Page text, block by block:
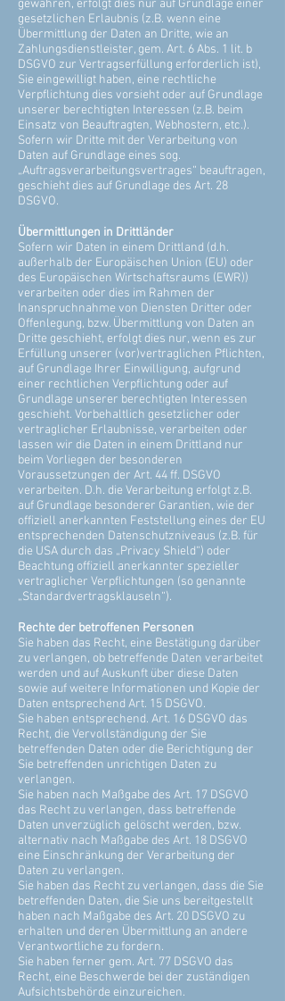
gewähren, erfolgt dies nur auf Grundlage einer
gesetzlichen Erlaubnis (z.B. wenn eine
Übermittlung der Daten an Dritte, wie an
Zahlungsdienstleister, gem. Art. 6 Abs. 1 lit. b
DSGVO zur Vertragserfüllung erforderlich ist),
Sie eingewilligt haben, eine rechtliche
Verpflichtung dies vorsieht oder auf Grundlage
unserer berechtigten Interessen (z.B. beim
Einsatz von Beauftragten, Webhostern, etc.).
Sofern wir Dritte mit der Verarbeitung von
Daten auf Grundlage eines sog.
„Auftragsverarbeitungsvertrages“ beauftragen,
geschieht dies auf Grundlage des Art. 28
DSGVO.
Übermittlungen in Drittländer
Sofern wir Daten in einem Drittland (d.h.
außerhalb der Europäischen Union (EU) oder
des Europäischen Wirtschaftsraums (EWR))
verarbeiten oder dies im Rahmen der
Inanspruchnahme von Diensten Dritter oder
Offenlegung, bzw. Übermittlung von Daten an
Dritte geschieht, erfolgt dies nur, wenn es zur
Erfüllung unserer (vor)vertraglichen Pflichten,
auf Grundlage Ihrer Einwilligung, aufgrund
einer rechtlichen Verpflichtung oder auf
Grundlage unserer berechtigten Interessen
geschieht. Vorbehaltlich gesetzlicher oder
vertraglicher Erlaubnisse, verarbeiten oder
lassen wir die Daten in einem Drittland nur
beim Vorliegen der besonderen
Voraussetzungen der Art. 44 ff. DSGVO
verarbeiten. D.h. die Verarbeitung erfolgt z.B.
auf Grundlage besonderer Garantien, wie der
offiziell anerkannten Feststellung eines der EU
entsprechenden Datenschutzniveaus (z.B. für
die USA durch das „Privacy Shield“) oder
Beachtung offiziell anerkannter spezieller
vertraglicher Verpflichtungen (so genannte
„Standardvertragsklauseln“).
Rechte der betroffenen Personen
Sie haben das Recht, eine Bestätigung darüber
zu verlangen, ob betreffende Daten verarbeitet
werden und auf Auskunft über diese Daten
sowie auf weitere Informationen und Kopie der
Daten entsprechend Art. 15 DSGVO.
Sie haben entsprechend. Art. 16 DSGVO das
Recht, die Vervollständigung der Sie
betreffenden Daten oder die Berichtigung der
Sie betreffenden unrichtigen Daten zu
verlangen.
Sie haben nach Maßgabe des Art. 17 DSGVO
das Recht zu verlangen, dass betreffende
Daten unverzüglich gelöscht werden, bzw.
alternativ nach Maßgabe des Art. 18 DSGVO
eine Einschränkung der Verarbeitung der
Daten zu verlangen.
Sie haben das Recht zu verlangen, dass die Sie
betreffenden Daten, die Sie uns bereitgestellt
haben nach Maßgabe des Art. 20 DSGVO zu
erhalten und deren Übermittlung an andere
Verantwortliche zu fordern.
Sie haben ferner gem. Art. 77 DSGVO das
Recht, eine Beschwerde bei der zuständigen
Aufsichtsbehörde einzureichen.